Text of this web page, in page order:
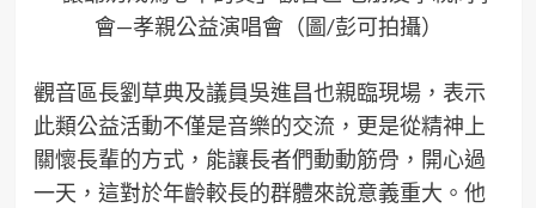
會—孝親公益演唱會（圖/彭可拍攝）
觀音區長劉草典及議員吳進昌也親臨現場，表示
此類公益活動不僅是音樂的交流，更是從精神上
關懷長輩的方式，能讓長者們動動筋骨，開心過
一天，這對於年齡較長的群體來說意義重大。他